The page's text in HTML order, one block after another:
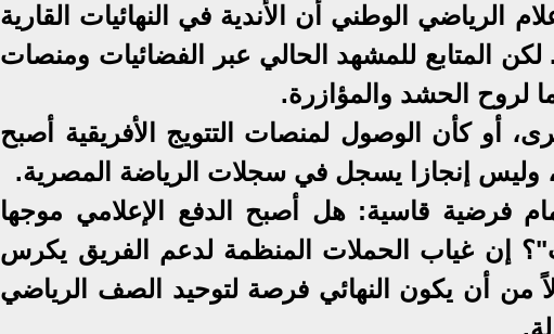
الرياضي الوطني أن الأندية في النهائيات القارية
المتابع للمشهد الحالي عبر الفضائيات ومنصات
لروح الحشد والمؤازرة.
أو كأن الوصول لمنصات التتويج الأفريقية أصبح
وليس إنجازا يسجل في سجلات الرياضة المصرية.
فرضية قاسية: هل أصبح الدفع الإعلامي موجها
إن غياب الحملات المنظمة لدعم الفريق يكرس
من أن يكون النهائي فرصة لتوحيد الصف الرياضي